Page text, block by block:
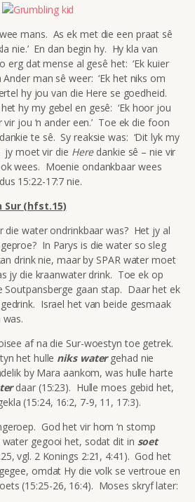
mans. As ek met die een praat sê
nie.’ En dan begin hy. Hy kla van
erg dat mense al gesê het: ‘Ek kuier
Ander man sê weer: ‘Ek het niks om
hy jou van die Here se goedheid.
hy my gebel en gesê: ‘Ek hoor jou
jou ‘n ander een.’ Toe ek die foon
te sê. Sy reaksie was: ‘Dit lyk my
jy moet vir die Heredankie sê – nie vir
wees. Moenie ondankbaar wees
15:22-17:7 nie.
Sur (hfst.15)
die water ondrinkbaar was? Het jy al
In Parys is die water so sleg
drink nie, maar by SPAR water moet
jy die kraanwater drink. Toe ek op
Soutpansberge gaan stap. Daar het ek
Israel het van beide gesmaak
af na die Sur-woestyn toe getrek.
het hulle niks watergehad nie
by Mara aankom, was hulle harte
daar (15:23). Hulle moes gebid het,
(15:24, 16:2, 7-9, 11, 17:3).
God het vir hom ‘n stomp
gegooi het, sodat dit in soet
vgl. 2 Konings 2:21, 4:41). God het
omdat Hy die volk se vertroue en
(15:25-26, 16:4). Moses skryf later: